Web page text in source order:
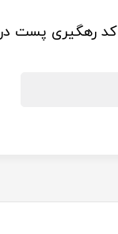
کد رهگیری پست در